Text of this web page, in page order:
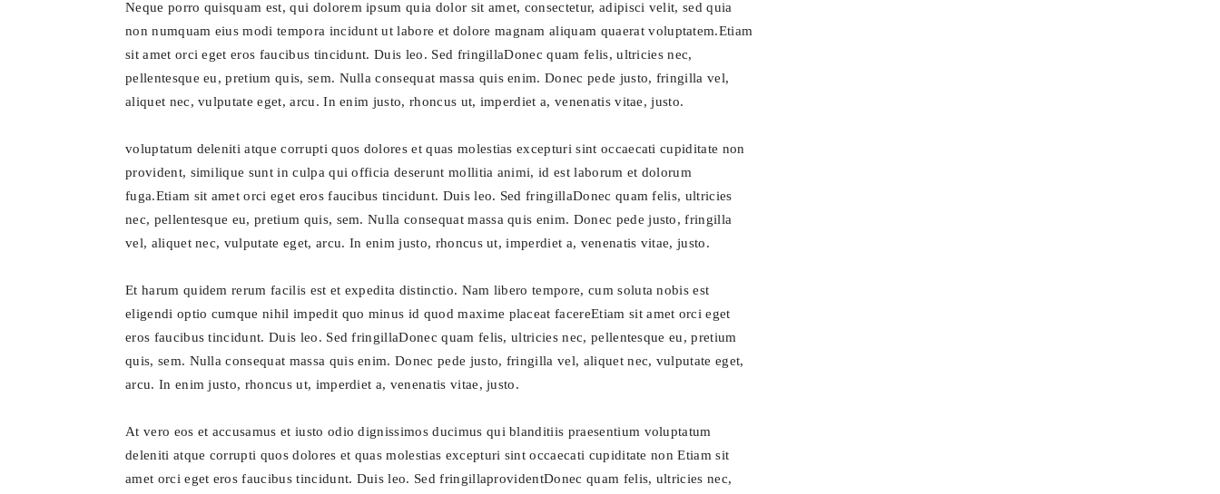
Neque porro quisquam est, qui dolorem ipsum quia dolor sit amet, consectetur, adipisci velit, sed quia
non numquam eius modi tempora incidunt ut labore et dolore magnam aliquam quaerat voluptatem.Etiam
sit amet orci eget eros faucibus tincidunt. Duis leo. Sed fringillaDonec quam felis, ultricies nec,
pellentesque eu, pretium quis, sem. Nulla consequat massa quis enim. Donec pede justo, fringilla vel,
aliquet nec, vulputate eget, arcu. In enim justo, rhoncus ut, imperdiet a, venenatis vitae, justo.
voluptatum deleniti atque corrupti quos dolores et quas molestias excepturi sint occaecati cupiditate non
provident, similique sunt in culpa qui officia deserunt mollitia animi, id est laborum et dolorum
fuga.Etiam sit amet orci eget eros faucibus tincidunt. Duis leo. Sed fringillaDonec quam felis, ultricies
nec, pellentesque eu, pretium quis, sem. Nulla consequat massa quis enim. Donec pede justo, fringilla
vel, aliquet nec, vulputate eget, arcu. In enim justo, rhoncus ut, imperdiet a, venenatis vitae, justo.
Et harum quidem rerum facilis est et expedita distinctio. Nam libero tempore, cum soluta nobis est
eligendi optio cumque nihil impedit quo minus id quod maxime placeat facereEtiam sit amet orci eget
eros faucibus tincidunt. Duis leo. Sed fringillaDonec quam felis, ultricies nec, pellentesque eu, pretium
quis, sem. Nulla consequat massa quis enim. Donec pede justo, fringilla vel, aliquet nec, vulputate eget,
arcu. In enim justo, rhoncus ut, imperdiet a, venenatis vitae, justo.
At vero eos et accusamus et iusto odio dignissimos ducimus qui blanditiis praesentium voluptatum
deleniti atque corrupti quos dolores et quas molestias excepturi sint occaecati cupiditate non Etiam sit
amet orci eget eros faucibus tincidunt. Duis leo. Sed fringillaprovidentDonec quam felis, ultricies nec,